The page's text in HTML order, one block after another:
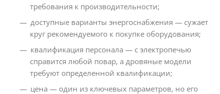
требования к производительности;
доступные варианты энергоснабжения — сужает
круг рекомендуемого к покупке оборудования;
квалификация персонала — с электропечью
справится любой повар, а дровяные модели
требуют определенной квалификации;
цена — один из ключевых параметров, но его